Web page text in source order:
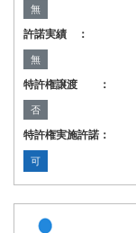
無
許諾実績 ：
無
特許権譲渡 ：
否
特許権実施許諾：
可